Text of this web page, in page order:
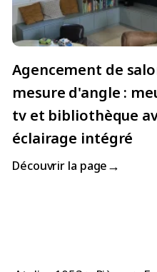
Agencement de
mesure d'angle :
tv et bibliothèque
éclairage intégré
Découvrir la page→